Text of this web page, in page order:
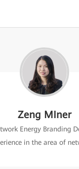
Zeng MIner
Energy Branding
in the area of